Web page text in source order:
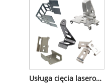
Usługa cięcia laserowego blachy